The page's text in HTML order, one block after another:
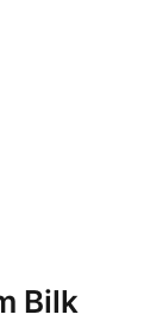
Bilk